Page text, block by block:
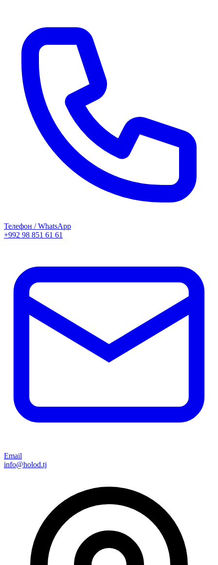
Телефон / WhatsApp
+992 98 851 61 61
Email
info@holod.tj